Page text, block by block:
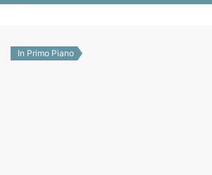
In Primo Piano